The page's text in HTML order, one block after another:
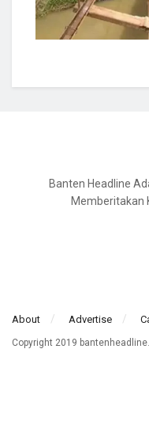
Banten Headline
Memberitakan
About Advertise
Copyright 2019